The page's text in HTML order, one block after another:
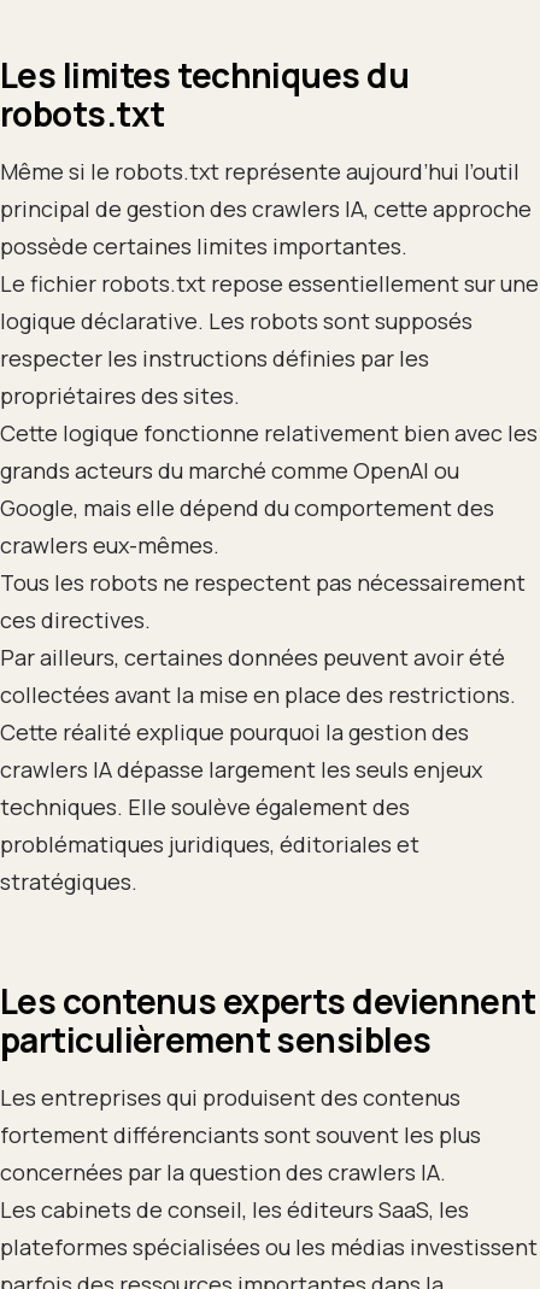
Les limites techniques du
robots.txt
Même si le robots.txt représente aujourd’hui l’outil
principal de gestion des crawlers IA, cette approche
possède certaines limites importantes.
Le fichier robots.txt repose essentiellement sur une
logique déclarative. Les robots sont supposés
respecter les instructions définies par les
propriétaires des sites.
Cette logique fonctionne relativement bien avec les
grands acteurs du marché comme OpenAI ou
Google, mais elle dépend du comportement des
crawlers eux-mêmes.
Tous les robots ne respectent pas nécessairement
ces directives.
Par ailleurs, certaines données peuvent avoir été
collectées avant la mise en place des restrictions.
Cette réalité explique pourquoi la gestion des
crawlers IA dépasse largement les seuls enjeux
techniques. Elle soulève également des
problématiques juridiques, éditoriales et
stratégiques.
Les contenus experts deviennent
particulièrement sensibles
Les entreprises qui produisent des contenus
fortement différenciants sont souvent les plus
concernées par la question des crawlers IA.
Les cabinets de conseil, les éditeurs SaaS, les
plateformes spécialisées ou les médias investissent